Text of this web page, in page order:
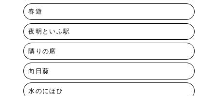
春遊
夜明といふ駅
隣りの席
向日葵
水のにほひ